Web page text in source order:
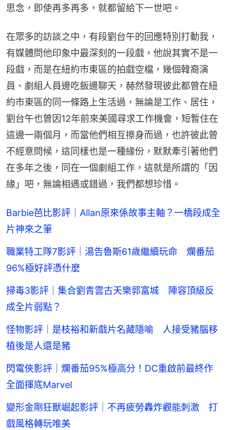
思念，即使再多再多，就都留給下一世吧。
在眾多的訪談之中，有段劉台午的回應特別打動我，
有媒體問他印象中最深刻的一段戲，他說其實不是一
段戲，而是在紐約市東區的拍戲空檔，幾個韓裔演
員、劇組人員邊吃飯邊聊天，赫然發現彼此都曾在紐
約市東區的同一條路上生活過，無論是工作、居住，
劉台午也曾因12年前來美國尋求工作機會，短暫住在
這邊一兩個月，而當他們相互擦身而過，也許彼此曾
不經意問候，這同樣也是一種緣份，默默牽引著他們
在多年之後，同在一個劇組工作，這就是所謂的「因
緣」吧，無論相遇或錯過，我們都想珍惜。
Barbie芭比影評｜Allan原來係故事主軸？一橋段成全
片神來之筆
職業特工隊7影評｜湯告魯斯61歲繼續玩命 爛番茄
96%極好評憑什麼
掃毒3影評｜集合劉青雲古天樂郭富城 陣容頂級反
成全片弱點？
怪物影評｜是枝裕和新戲片名藏隱喻 人接受豬腦移
植後是人還是豬
閃電俠影評｜爛番茄95%極高分！DC重啟前最終作
全面揮底Marvel
變形金剛狂獸崛起影評｜不再疲勞轟炸觀能刺激 打
戲風格轉玩唯美